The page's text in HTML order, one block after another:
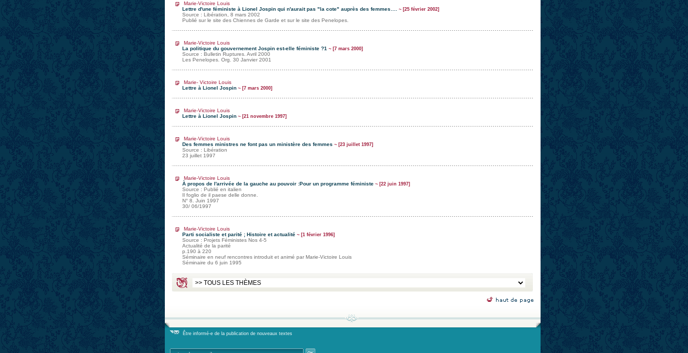
Marie-Victoire Louis
Lettre d'une féministe à Lionel Jospin qui n'aurait pas "la cote" auprès des femmes….
~ [25 février 2002]
Source : Libération, 8 mars 2002
Publié sur le site des Chiennes de Garde et sur le site des Penelopes.
Marie-Victoire Louis
La politique du gouvernement Jospin est-elle féministe ?1 ~ [7 mars 2000]
Source : Bulletin Ruptures. Avril 2000
Les Penelopes. Org. 30 Janvier 2001
Marie- Victoire Louis
Lettre à Lionel Jospin ~ [7 mars 2000]
Marie-Victoire Louis
Lettre à Lionel Jospin ~ [21 novembre 1997]
Marie-Victoire Louis
Des femmes ministres ne font pas un ministère des femmes ~ [23 juillet 1997]
Source : Libération
23 juillet 1997
Marie-Victoire Louis
À propos de l'arrivée de la gauche au pouvoir :Pour un programme féministe ~ [22 juin 1997]
Source : Publié en italien
Il foglio de il paese delle donne.
N° 8. Juin 1997
30/ 06/1997
Marie-Victoire Louis
Parti socialiste et parité ; Histoire et actualité ~ [1 février 1996]
Source : Projets Féministes Nos 4-5
Actualité de la parité
p.190 à 220
Séminaire en neuf rencontres introduit et animé par Marie-Victoire Louis
Séminaire du 6 juin 1995
Être informé-e de la publication de nouveaux textes